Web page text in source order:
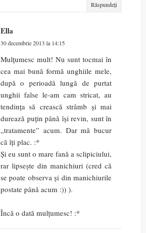
Răspundeți
Ella
30 decembrie 2013 la 14:15
Mulțumesc mult! Nu sunt tocmai în
cea mai bună formă unghiile mele,
după o perioadă lungă de purtat
unghii false le-am cam stricat, au
tendința să crească strâmb și mai
durează puțin până își revin, sunt în
„tratamente” acum. Dar mă bucur
că îți plac. :*
Și eu sunt o mare fană a sclipiciului,
rar lipsește din manichiuri (cred că
se poate observa și din manichiurile
postate până acum :)) ).
Încă o dată mulțumesc! :*